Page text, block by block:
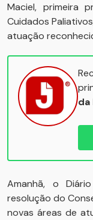
Maciel, primeira
Cuidados
atuação
da
Amanhã, o
resolução do
novas áreas de